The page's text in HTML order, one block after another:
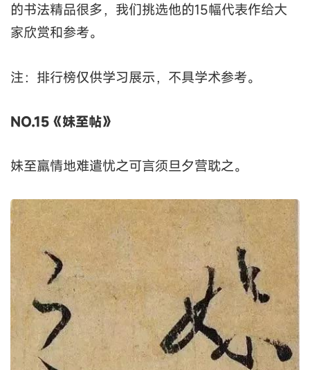
的书法精品很多，我们挑选他的15幅代表作给大
家欣赏和参考。
注：排行榜仅供学习展示，不具学术参考。
NO.15《妹至帖》
妹至羸情地难遣忧之可言须旦夕营耽之。